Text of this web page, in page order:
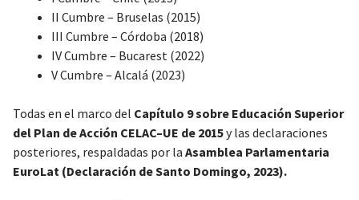
II Cumbre – Bruselas (2015)
III Cumbre – Córdoba (2018)
IV Cumbre – Bucarest (2022)
V Cumbre – Alcalá (2023)
Todas en el marco del Capítulo 9 sobre Educación Superior
del Plan de Acción CELAC–UE de 2015y las declaraciones
posteriores, respaldadas por la Asamblea Parlamentaria
EuroLat (Declaración de Santo Domingo, 2023).